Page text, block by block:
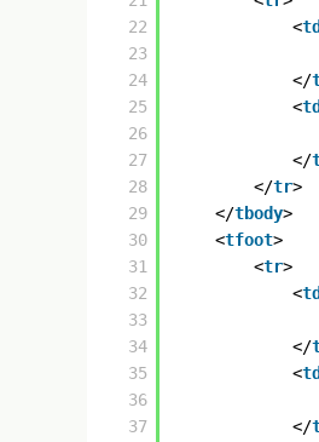
22
23
24
25
26
27
28
29
30
31
32
33
34
35
36
37
<td
</
<td
</
</tr>
</tbody>
<tfoot>
<tr>
<td
</
<td
</